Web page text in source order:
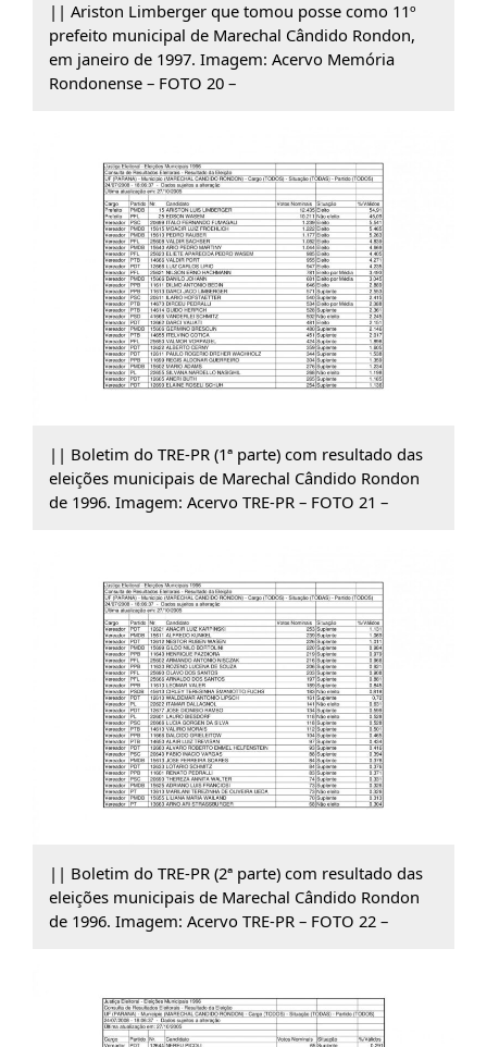
|| Ariston Limberger que tomou posse como 11º
prefeito municipal de Marechal Cândido Rondon,
em janeiro de 1997. Imagem: Acervo Memória
Rondonense – FOTO 20 –
|| Boletim do TRE-PR (1ª parte) com resultado das
eleições municipais de Marechal Cândido Rondon
de 1996. Imagem: Acervo TRE-PR – FOTO 21 –
|| Boletim do TRE-PR (2ª parte) com resultado das
eleições municipais de Marechal Cândido Rondon
de 1996. Imagem: Acervo TRE-PR – FOTO 22 –